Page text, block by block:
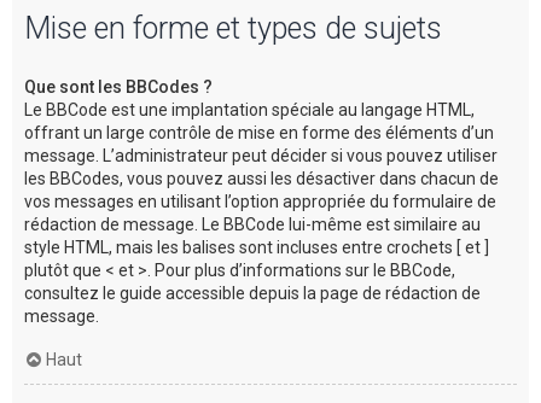
Mise en forme et types de sujets
Que sont les BBCodes ?
Le BBCode est une implantation spéciale au langage HTML,
offrant un large contrôle de mise en forme des éléments d’un
message. L’administrateur peut décider si vous pouvez utiliser
les BBCodes, vous pouvez aussi les désactiver dans chacun de
vos messages en utilisant l’option appropriée du formulaire de
rédaction de message. Le BBCode lui-même est similaire au
style HTML, mais les balises sont incluses entre crochets [ et ]
plutôt que < et >. Pour plus d’informations sur le BBCode,
consultez le guide accessible depuis la page de rédaction de
message.
Haut